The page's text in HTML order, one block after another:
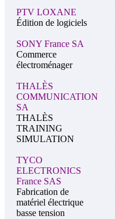
PTV LOXANE
Édition de logiciels
SONY France SA
Commerce
électroménager
THALÈS
COMMUNICATION
SA
THALÈS
TRAINING
SIMULATION
TYCO
ELECTRONICS
France SAS
Fabrication de
matériel électrique
basse tension